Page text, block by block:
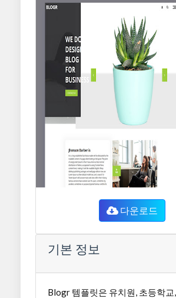
다운로드
기본 정보
Blogr 템플릿은 유치원, 초등학교,